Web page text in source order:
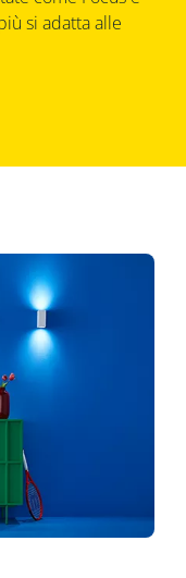
si adatta alle